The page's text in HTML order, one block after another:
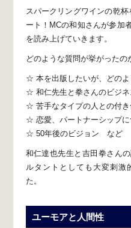
スパークリングワインの乾杯
ート！ MCの和知さんが参加
を読み上げていきます。
どのような質問が挙がったの
☆ 本を出版したいが、
どの
☆ 和仁先生と拳さんのビジ
☆ 苦手なタイプの人との付き
☆ 恋愛、パートナーシップに
☆ 50年後のビジョン など
和仁達也先生と吉田拳さんの
ルタントとしても 大変刺激
た。
ユーモアと人間性